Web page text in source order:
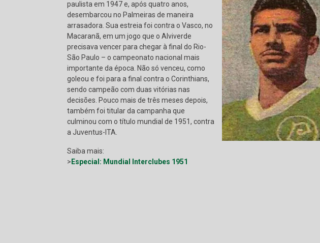
paulista em 1947 e, após quatro anos,
desembarcou no Palmeiras de maneira
arrasadora. Sua estreia foi contra o Vasco, no
Macaranã, em um jogo que o Alviverde
precisava vencer para chegar à final do Rio-
São Paulo – o campeonato nacional mais
importante da época. Não só venceu, como
goleou e foi para a final contra o Corinthians,
sendo campeão com duas vitórias nas
decisões. Pouco mais de três meses depois,
também foi titular da campanha que
culminou com o título mundial de 1951, contra
a Juventus-ITA.
Saiba mais:
> Especial: Mundial Interclubes 1951